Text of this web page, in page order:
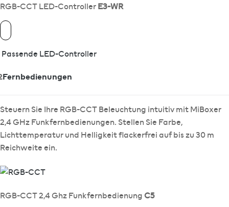
RGB-CCT LED-ControllerE3-WR
Passende LED-Controller
Fernbedienungen
Steuern Sie Ihre RGB-CCT Beleuchtung intuitiv mit MiBoxer
2,4 GHz Funkfernbedienungen. Stellen Sie Farbe,
Lichttemperatur und Helligkeit flackerfrei auf bis zu 30 m
Reichweite ein.
RGB-CCT 2,4 Ghz Funkfernbedienung C5